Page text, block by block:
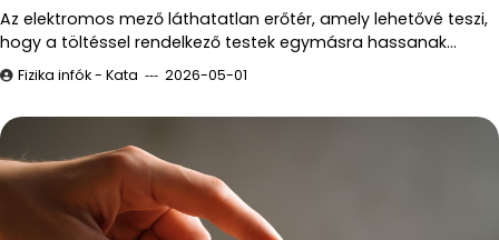
Az elektromos mező láthatatlan erőtér, amely lehetővé teszi,
hogy a töltéssel rendelkező testek egymásra hassanak…
Fizika infók - Kata 2026-05-01